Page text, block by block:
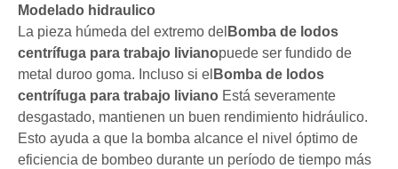
Modelado hidraulico
La pieza húmeda del extremo del Bomba de lodos
centrífuga para trabajo livianopuede ser fundido de
metal duroo goma. Incluso si el Bomba de lodos
centrífuga para trabajo liviano Está severamente
desgastado, mantienen un buen rendimiento hidráulico.
Esto ayuda a que la bomba alcance el nivel óptimo de
eficiencia de bombeo durante un período de tiempo más